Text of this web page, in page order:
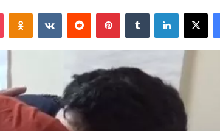
فيسبوك‫X لينكدإن بينتيريست